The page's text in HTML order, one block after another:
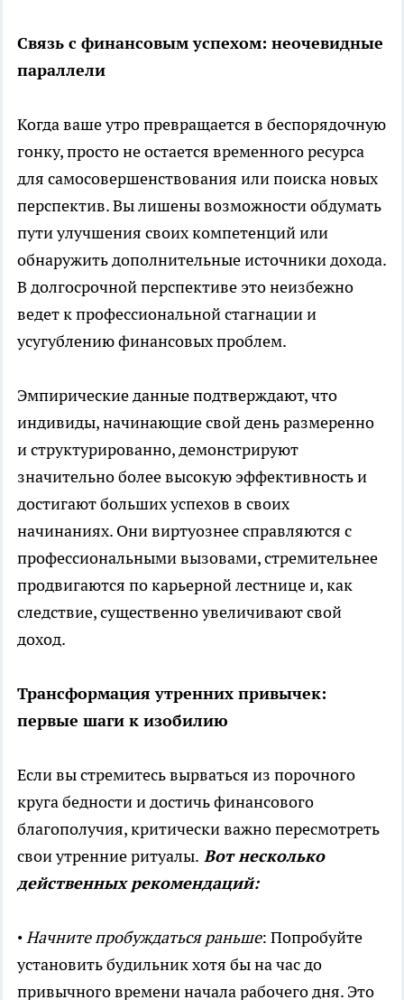
Связь с финансовым успехом: неочевидные
параллели
Когда ваше утро превращается в беспорядочную
гонку, просто не остается временного ресурса
для самосовершенствования или поиска новых
перспектив. Вы лишены возможности обдумать
пути улучшения своих компетенций или
обнаружить дополнительные источники дохода.
В долгосрочной перспективе это неизбежно
ведет к профессиональной стагнации и
усугублению финансовых проблем.
Эмпирические данные подтверждают, что
индивиды, начинающие свой день размеренно
и структурированно, демонстрируют
значительно более высокую эффективность и
достигают больших успехов в своих
начинаниях. Они виртуознее справляются с
профессиональными вызовами, стремительнее
продвигаются по карьерной лестнице и, как
следствие, существенно увеличивают свой
доход.
Трансформация утренних привычек:
первые шаги к изобилию
Если вы стремитесь вырваться из порочного
круга бедности и достичь финансового
благополучия, критически важно пересмотреть
свои утренние ритуалы. Вот несколько
действенных рекомендаций:
•Начните пробуждаться раньше: Попробуйте
установить будильник хотя бы на час до
привычного времени начала рабочего дня. Это